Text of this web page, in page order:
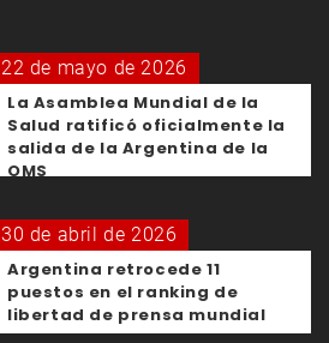
22 de mayo de 2026
La Asamblea Mundial de la
Salud ratificó oficialmente la
salida de la Argentina de la
OMS
30 de abril de 2026
Argentina retrocede 11
puestos en el ranking de
libertad de prensa mundial